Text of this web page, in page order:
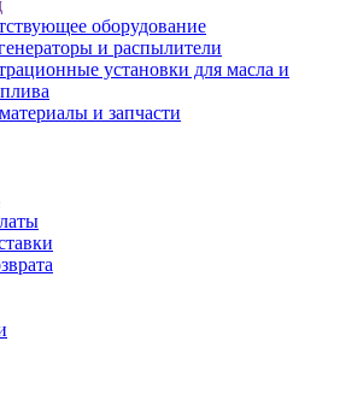
оборудование
и распылители
установки для масла и
и запчасти